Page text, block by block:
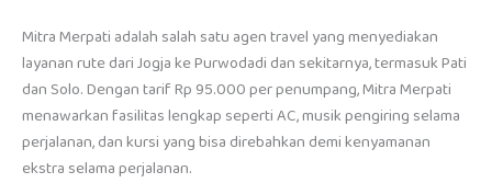
Mitra Merpati adalah salah satu agen travel yang menyediakan
layanan rute dari Jogja ke Purwodadi dan sekitarnya, termasuk Pati
dan Solo. Dengan tarif Rp 95.000 per penumpang, Mitra Merpati
menawarkan fasilitas lengkap seperti AC, musik pengiring selama
perjalanan, dan kursi yang bisa direbahkan demi kenyamanan
ekstra selama perjalanan.